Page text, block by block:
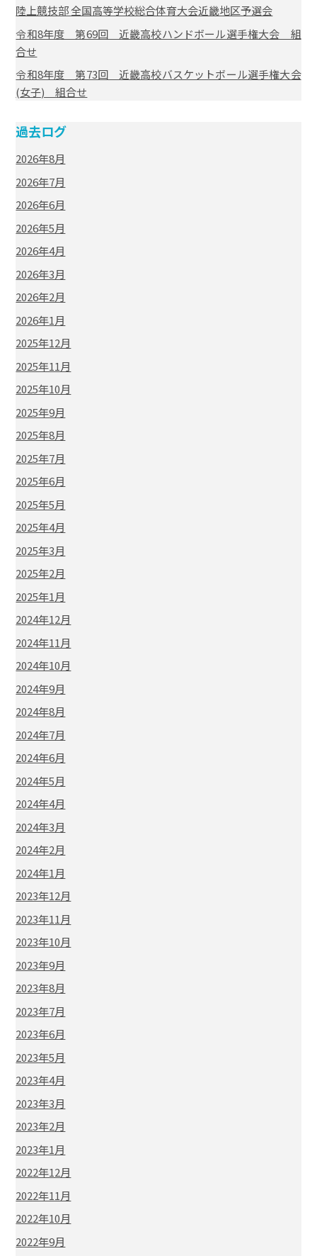
陸上競技部 全国高等学校総合体育大会近畿地区予選会
令和8年度 第69回 近畿高校ハンドボール選手権大会 組
合せ
令和8年度 第73回 近畿高校バスケットボール選手権大会
(女子) 組合せ
過去ログ
2026年8月
2026年7月
2026年6月
2026年5月
2026年4月
2026年3月
2026年2月
2026年1月
2025年12月
2025年11月
2025年10月
2025年9月
2025年8月
2025年7月
2025年6月
2025年5月
2025年4月
2025年3月
2025年2月
2025年1月
2024年12月
2024年11月
2024年10月
2024年9月
2024年8月
2024年7月
2024年6月
2024年5月
2024年4月
2024年3月
2024年2月
2024年1月
2023年12月
2023年11月
2023年10月
2023年9月
2023年8月
2023年7月
2023年6月
2023年5月
2023年4月
2023年3月
2023年2月
2023年1月
2022年12月
2022年11月
2022年10月
2022年9月